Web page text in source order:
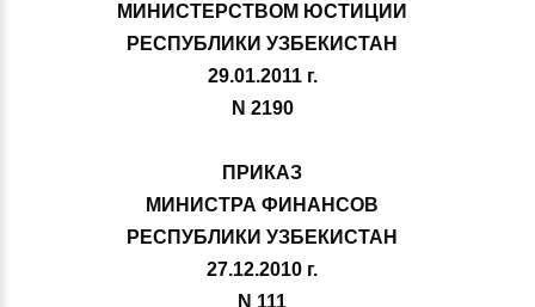
МИНИСТЕРСТВОМ ЮСТИЦИИ
РЕСПУБЛИКИ УЗБЕКИСТАН
29.01.2011 г.
N 2190
ПРИКАЗ
МИНИСТРА ФИНАНСОВ
РЕСПУБЛИКИ УЗБЕКИСТАН
27.12.2010 г.
N 111